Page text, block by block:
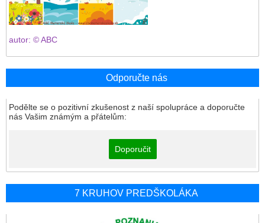
autor: © ABC
Odporučte nás
Podělte se o pozitivní zkušenost z naší spolupráce a doporučte
nás Vašim známým a přátelům:
Doporučit
7 KRUHOV PREDŠKOLÁKA